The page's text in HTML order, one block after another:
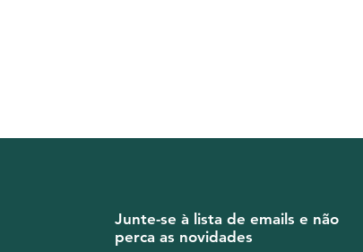
Junte-se à lista de emails e não
perca as novidades